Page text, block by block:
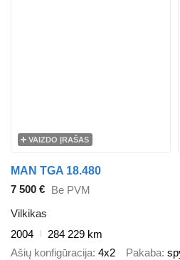
VAIZDO ĮRAŠAS
MAN TGA 18.480
7 500 € Be PVM
Vilkikas
2004
284 229 km
Ašių konfigūracija 4x2 Pakaba